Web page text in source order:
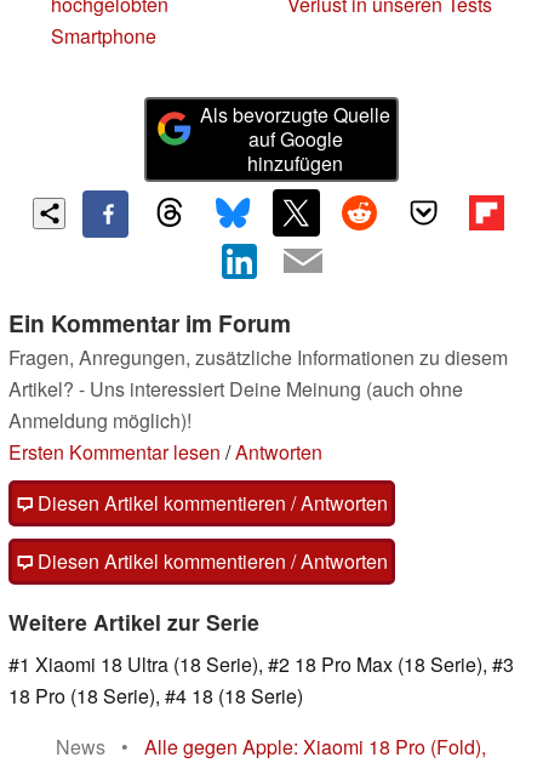
Smartphone
Als bevorzugte Quelle
auf Google
hinzufügen
Ein Kommentar im Forum
Fragen, Anregungen, zusätzliche Informationen zu diesem
Artikel? - Uns interessiert Deine Meinung (auch ohne
Anmeldung möglich)!
Ersten Kommentar lesen /Antworten
Diesen Artikel kommentieren / Antworten
Diesen Artikel kommentieren / Antworten
Weitere Artikel zur Serie
#1 Xiaomi 18 Ultra (18 Serie), #2 18 Pro Max (18 Serie), #3
18 Pro (18 Serie), #4 18 (18 Serie)
News
•
Alle gegen Apple: Xiaomi 18 Pro (Fold),